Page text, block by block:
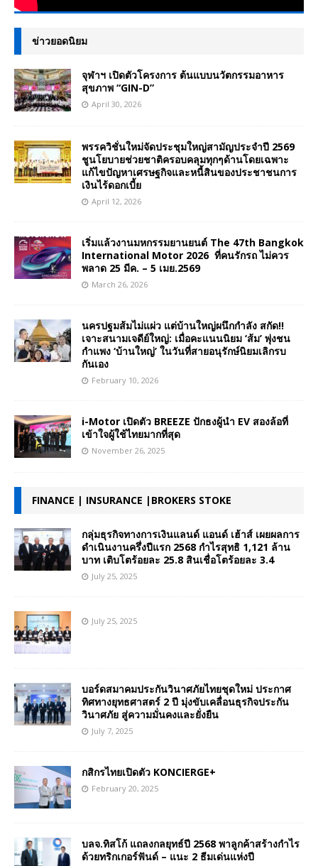
ข่าวยอดนิยม
จุฬาฯ เปิดตัวโครงการ ต้นแบบนวัตกรรมอาหาร
สุขภาพ “GIN-D”
April 30, 2026
พรรควิชั่นใหม่จัดประชุมใหญ่สามัญประจำปี 2569
ชูนโยบายช่วยชาติครอบคลุมทุกๆด้านโดยเฉพาะ
แก้ไขปัญหาเศรษฐกิจและหนี้สินของประชาชนการ
เงินไร้ดอกเบี้ย
April 12, 2026
เริ่มแล้วงานมหกรรมยานยนต์ The 47th Bangkok
International Motor 2026 ที่คนรักรถ ไม่ควร
พลาด 25 มีค. – 5 เมย.2569
March 26, 2026
นครปฐมส้มไม่แผ่ว แต่บ้านใหญ่ผนึกกำลัง สกัด!!
เจาะสนามเจดีย์ใหญ่: เมื่อคะแนนนิยม ‘ส้ม’ พุ่งชน
กำแพง ‘บ้านใหญ่’ ในวันที่สายอนุรักษ์นิยมเลิกรบ
กันเอง
February 10, 2026
i-Motor เปิดตัว BREEZE ปักธงผู้นำ EV สองล้อที่
เข้าใจผู้ใช้ไทยมากที่สุด
November 26, 2025
FINANCE | INSURANCE |BROKERS STOKE
กลุ่มธุรกิจทางการเงินแลนด์ แอนด์ เฮ้าส์ เผยผลการ
ดำเนินงานครึ่งปีแรก 2568 กำไรสุทธิ 1,121 ล้าน
บาท เติบโตร้อยละ 25.8 สินเชื่อโตร้อยละ 3.4
July 25, 2025
July 25, 2025
บอร์ดสมาคมประกันวินาศภัยไทยชุดใหม่ ประกาศ
ทิศทางยุทธศาสตร์ 2 ปี มุ่งขับเคลื่อนธุรกิจประกัน
วินาศภัย สู่ความมั่นคงและยั่งยืน
July 7, 2025
กสิกรไทยเปิดตัว KONCIERGE+
February 20, 2025
บลจ.ทิสโก้ แถลงกลยุทธ์ปี 2568 พาลูกค้าสร้างกำไร
ด้วยทริกเกอร์ฟันด์ – แนะ 2 ธีมเด่นแห่งปี